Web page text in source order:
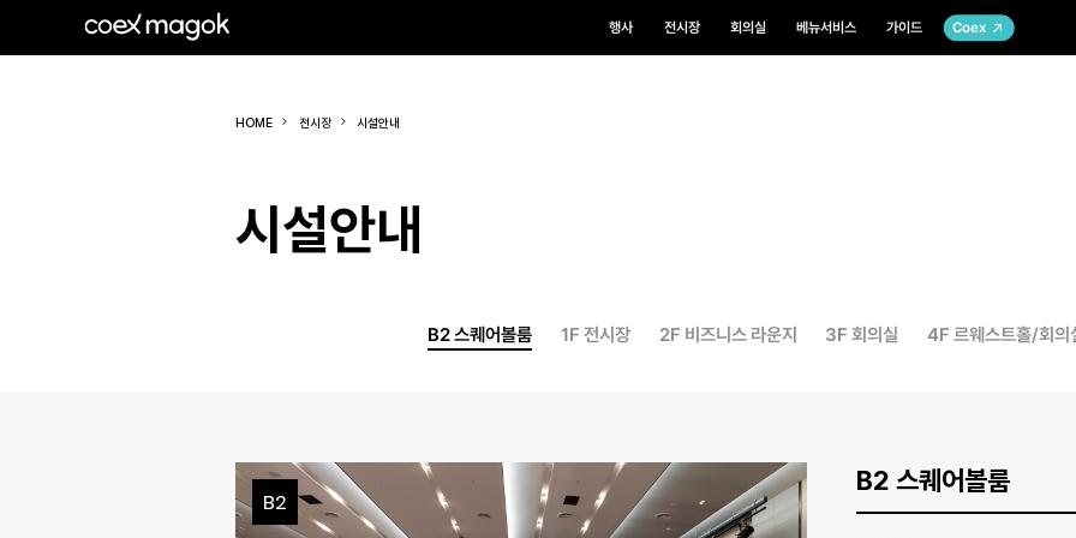
행사 전시장 회의실 베뉴서비스 가이드 Coex
HOME 전시장 시설안내
시설안내
B2 스퀘어볼룸 1F 전시장 2F 비즈니스 라운지 3F 회의실 4F 르웨스트홀/회의
B2
B2 스퀘어볼룸